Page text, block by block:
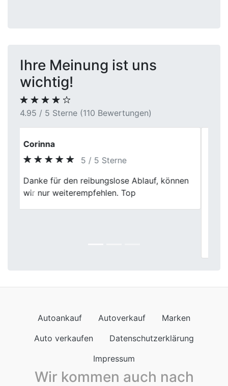
Ihre Meinung ist uns
wichtig!
4.95 / 5 Sterne (110 Bewertungen)
Lukas Braun
5 / 5 Sterne
Ich bin froh, dass ich mich für Fischer
Autoankauf entschieden habe. Die
Previous
Autoankauf Autoverkauf
Marken
Auto verkaufen
Datenschutzerklärung
Impressum
Wir kommen auch nach